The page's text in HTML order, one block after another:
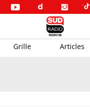
Grille Articles